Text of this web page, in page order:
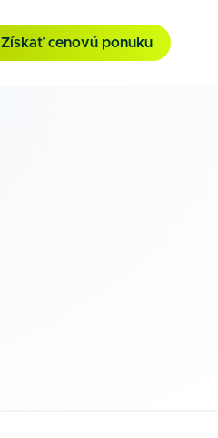
Získať cenovú ponuku